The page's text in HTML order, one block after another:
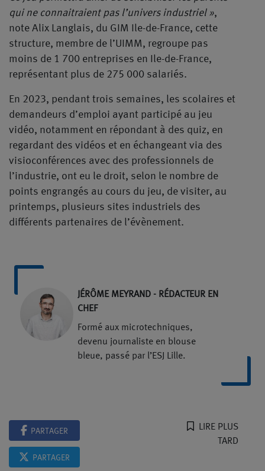
qui ne connaitraient pas l’univers industriel »,
note Alix Langlais, du GIM Ile-de-France, cette
structure, membre de l’UIMM, regroupe pas
moins de 1 700 entreprises en Ile-de-France,
représentant plus de 275 000 salariés.
En 2023, pendant trois semaines, les scolaires et
demandeurs d’emploi ayant participé au jeu
vidéo, notamment en répondant à des quiz, en
regardant des vidéos et en échangeant via des
visioconférences avec des professionnels de
l’industrie, ont eu le droit, selon le nombre de
points engrangés au cours du jeu, de visiter, au
printemps, plusieurs sites industriels des
différents partenaires de l’évènement.
JÉRÔME MEYRAND - RÉDACTEUR EN
CHEF
Formé aux microtechniques,
devenu journaliste en blouse
bleue, passé par l’ESJ Lille.
PARTAGER
PARTAGER
LIRE PLUS
TARD